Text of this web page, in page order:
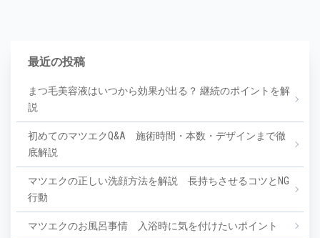
最近の投稿
まつ毛美容液はいつから効果が出る？ 継続のポイントを解
説
初めてのマツエクQ&A 施術時間・本数・デザインまで徹
底解説
マツエクの正しい洗顔方法を解説 長持ちさせるコツとNG
行動
マツエクのお風呂事情 入浴時に気を付けたいポイント